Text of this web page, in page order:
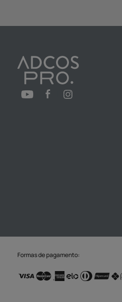
Formas de pagamento: